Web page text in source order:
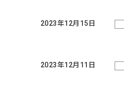
2023年12月15日
2023年12月11日